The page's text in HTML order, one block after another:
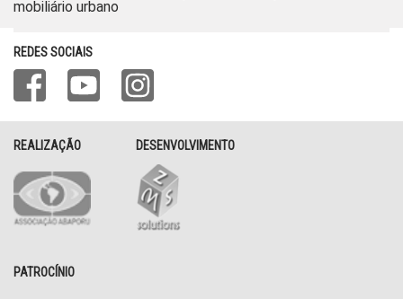
mobiliário urbano
REDES SOCIAIS
REALIZAÇÃO DESENVOLVIMENTO
PATROCÍNIO